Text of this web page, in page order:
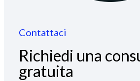
Contattaci
Richiedi una
gratuita